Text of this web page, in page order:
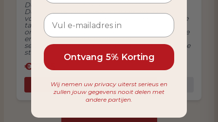
De krachtige, complex gerijpte structuur van
Domaine les Verrieres sluit naadloos aan bij de
volle textuur van het gestoofde vlees, waarbij de
tannines de kruidige en aardse elementen
onderstrepen. Deze combinatie ademt de diepte
en rijkdom uit die passen bij de
seizoensgebonden gezelligheid van een winterse
stoofpot.
€ 17.95
In Winkelwagen Bekijk
Ontvang 5% Korting
Wij nemen uw privacy uiterst serieus en
zullen jouw gegevens nooit delen met
andere partijen.